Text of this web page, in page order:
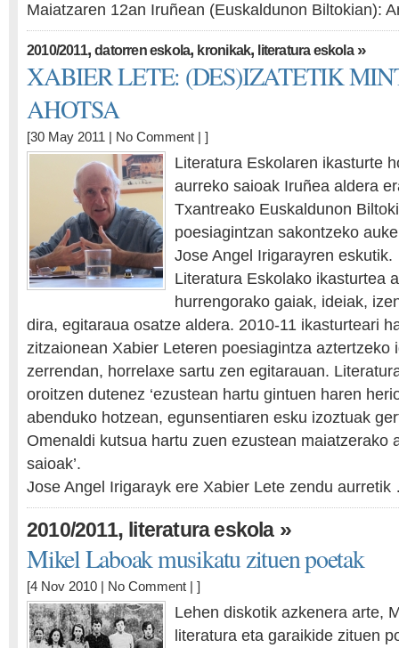
Maiatzaren 12an Iruñean (Euskaldunon Biltokian):
2010/2011,datorren eskola, kronikak, literatura eskola»
XABIER LETE: (DES)IZATETIK
AHOTSA
[30 May 2011 | No Comment | ]
Literatura Eskolaren ikasturte
aurreko saioak Iruñea aldera
Txantreako Euskaldunon
poesiagintzan sakontzeko
Jose Angel Irigarayren eskutik.
Literatura Eskolako ikasturtea
hurrengorako gaiak, ideiak,
dira, egitaraua osatze aldera. 2010-11 ikasturteari
zitzaionean Xabier Leteren poesiagintza aztertzeko
zerrendan, horrelaxe sartu zen egitarauan.
oroitzen dutenez ‘ezustean hartu gintuen haren
abenduko hotzean, egunsentiaren esku izoztuak
Omenaldi kutsua hartu zuen ezustean maiatzerako
saioak’.
Jose Angel Irigarayk ere Xabier Lete zendu
2010/2011, literatura eskola»
Mikel Laboak musikatu zituen poetak
[4 Nov 2010 | No Comment | ]
Lehen diskotik azkenera arte,
literatura eta garaikide zituen